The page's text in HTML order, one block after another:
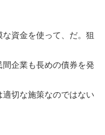
資金を使って、だ。狙
企業も長めの債券を発
切な施策なのではない